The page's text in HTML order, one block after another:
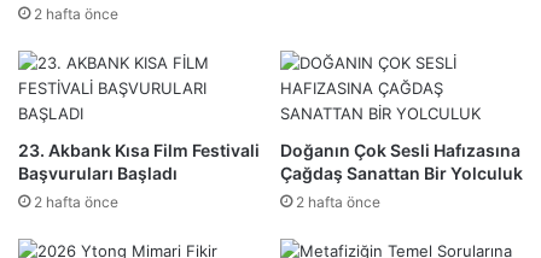
2 hafta önce
23. Akbank Kısa Film Festivali
Başvuruları Başladı
2 hafta önce
Doğanın Çok Sesli Hafızasına
Çağdaş Sanattan Bir Yolculuk
2 hafta önce